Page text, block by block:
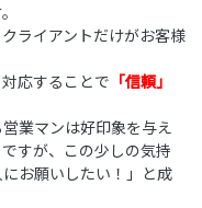
ライアントだけがお客様
応することで 「信頼」
業マンは好印象を与え
すが、この少しの気持
お願いしたい！」と成